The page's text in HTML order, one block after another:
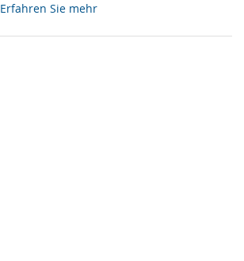
Erfahren Sie mehr